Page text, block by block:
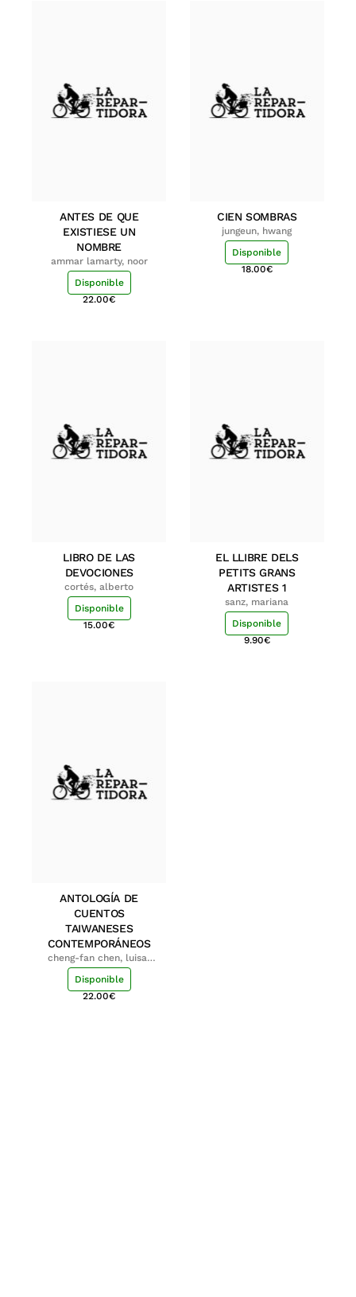
ANTES DE QUE
EXISTIESE UN
NOMBRE
ammar lamarty, noor
Disponible
22.00€
CIEN SOMBRAS
jungeun, hwang
Disponible
18.00€
LIBRO DE LAS
DEVOCIONES
cortés, alberto
Disponible
15.00€
EL LLIBRE DELS
PETITS GRANS
ARTISTES 1
sanz, mariana
Disponible
9.90€
ANTOLOGÍA DE
CUENTOS
TAIWANESES
CONTEMPORÁNEOS
cheng-fan chen, luisa;
shu-ying chang, luisa
Disponible
22.00€